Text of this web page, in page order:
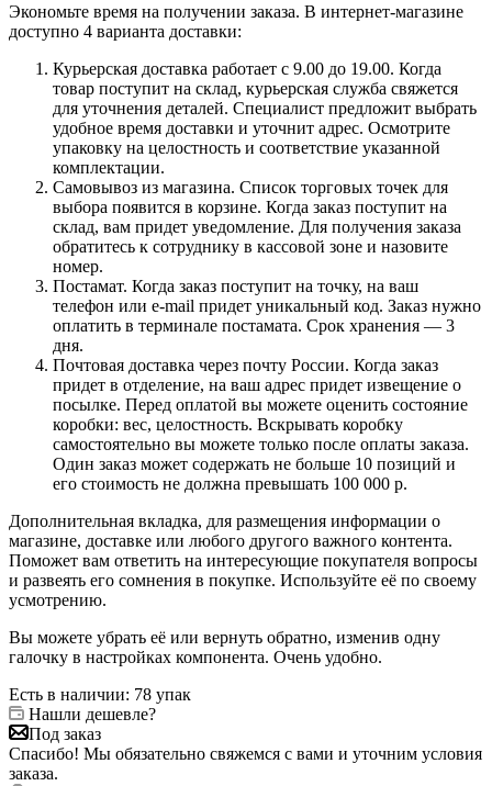
Экономьте время на получении заказа. В интернет-магазине
доступно 4 варианта доставки:
Курьерская доставка работает с 9.00 до 19.00. Когда
товар поступит на склад, курьерская служба свяжется
для уточнения деталей. Специалист предложит выбрать
удобное время доставки и уточнит адрес. Осмотрите
упаковку на целостность и соответствие указанной
комплектации.
Самовывоз из магазина. Список торговых точек для
выбора появится в корзине. Когда заказ поступит на
склад, вам придет уведомление. Для получения заказа
обратитесь к сотруднику в кассовой зоне и назовите
номер.
Постамат. Когда заказ поступит на точку, на ваш
телефон или e-mail придет уникальный код. Заказ нужно
оплатить в терминале постамата. Срок хранения — 3
дня.
Почтовая доставка через почту России. Когда заказ
придет в отделение, на ваш адрес придет извещение о
посылке. Перед оплатой вы можете оценить состояние
коробки: вес, целостность. Вскрывать коробку
самостоятельно вы можете только после оплаты заказа.
Один заказ может содержать не больше 10 позиций и
его стоимость не должна превышать 100 000 р.
Дополнительная вкладка, для размещения информации о
магазине, доставке или любого другого важного контента.
Поможет вам ответить на интересующие покупателя вопросы
и развеять его сомнения в покупке. Используйте её по своему
усмотрению.
Вы можете убрать её или вернуть обратно, изменив одну
галочку в настройках компонента. Очень удобно.
Есть в наличии: 78 упак
Нашли дешевле?
Под заказ
Спасибо! Мы обязательно свяжемся с вами и уточним условия
заказа.